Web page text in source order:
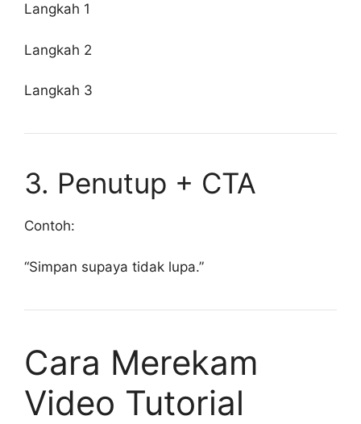
Langkah 1
Langkah 2
Langkah 3
3. Penutup + CTA
Contoh:
“Simpan supaya tidak lupa.”
Cara Merekam
Video Tutorial